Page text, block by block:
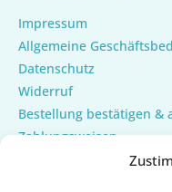
Impressum
Allgemeine
Datenschutz
Widerruf
Bestellung bestätigen &
Zahlungsweisen
Versand & Lieferung